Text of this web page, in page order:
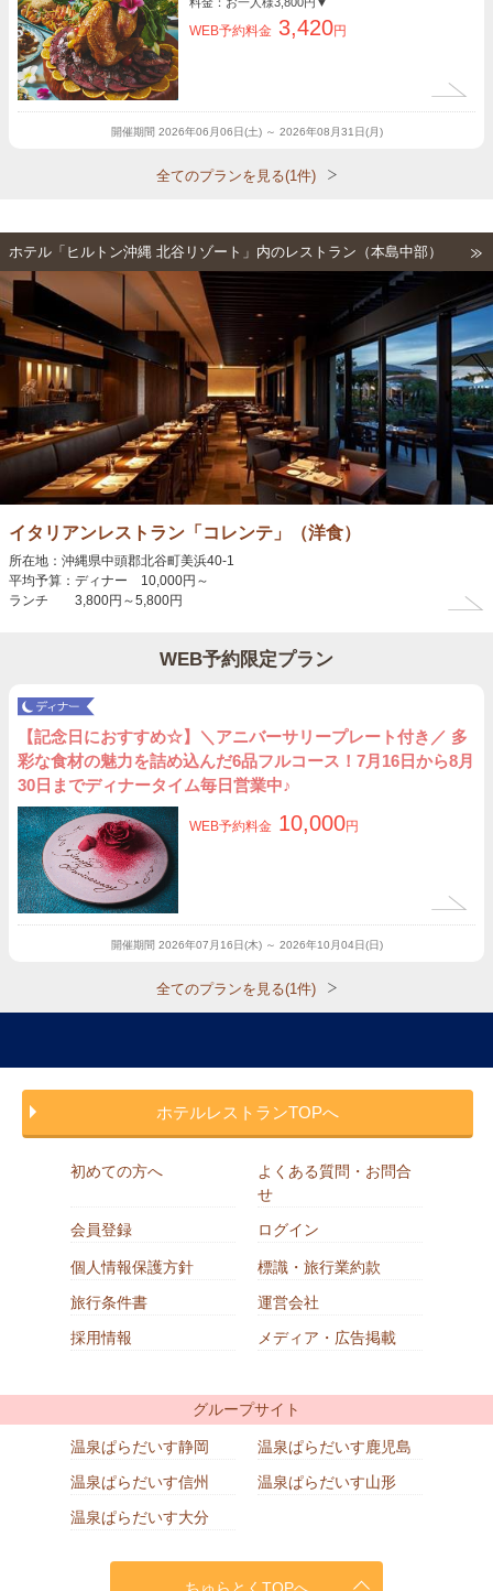
WEB予約料金 3,420円
開催期間 2026年06月06日(土) ～ 2026年08月31日(月)
全てのプランを見る(1件)
ホテル「ヒルトン沖縄 北谷リゾート」内のレストラン（本島中部）
イタリアンレストラン「コレンテ」（洋食）
所在地：沖縄県中頭郡北谷町美浜40-1
平均予算：ディナー 10,000円～
ランチ 3,800円～5,800円
WEB予約限定プラン
【記念日におすすめ☆】＼アニバーサリープレート付き／ 多
彩な食材の魅力を詰め込んだ6品フルコース！7月16日から8月
30日までディナータイム毎日営業中♪
WEB予約料金 10,000円
開催期間 2026年07月16日(木) ～ 2026年10月04日(日)
全てのプランを見る(1件)
ホテルレストランTOPへ
初めての方へ
よくある質問・お問合
せ
会員登録
ログイン
個人情報保護方針
標識・旅行業約款
旅行条件書
運営会社
採用情報
メディア・広告掲載
グループサイト
温泉ぱらだいす静岡
温泉ぱらだいす鹿児島
温泉ぱらだいす信州
温泉ぱらだいす山形
温泉ぱらだいす大分